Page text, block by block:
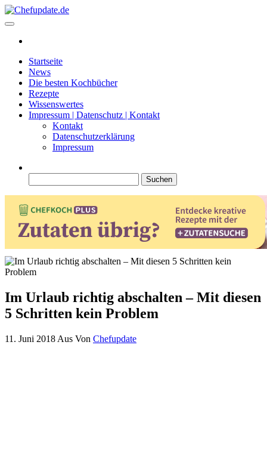
Zum
Inhalt
Startseite
News
Die besten Kochbücher
Rezepte
Wissenswertes
Impressum | Datenschutz | Kontakt
Kontakt
Datenschutzerklärung
Impressum
nach:
Im Urlaub richtig abschalten – Mit diesen
5 Schritten kein Problem
11. Juni 2018 Aus Von Chefupdate